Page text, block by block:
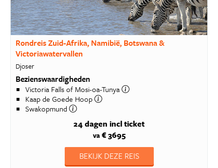
Rondreis Zuid-Afrika, Namibië, Botswana &
Victoriawatervallen
Djoser
Bezienswaardigheden
Victoria Falls of Mosi-oa-Tunya
Kaap de Goede Hoop
Swakopmund
24 dagen incl ticket
va€ 3695
BEKIJK DEZE REIS